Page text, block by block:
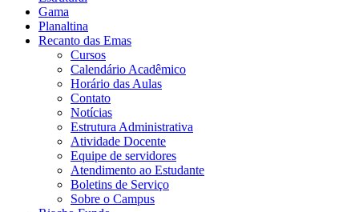
Gama
Planaltina
Recanto das Emas
Cursos
Calendário Acadêmico
Horário das Aulas
Contato
Notícias
Estrutura Administrativa
Atividade Docente
Equipe de servidores
Atendimento ao Estudante
Boletins de Serviço
Sobre o Campus